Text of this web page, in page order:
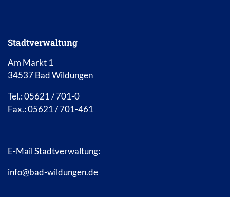
Stadtverwaltung
Am Markt 1
34537 Bad Wildungen
Tel.: 05621 / 701-0
Fax.: 05621 / 701-461
E-Mail Stadtverwaltung:
info@bad-wildungen.de